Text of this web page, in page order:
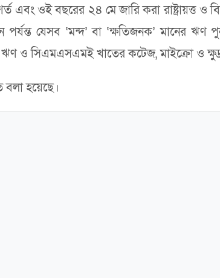
এবং ওই বছরের ২৪ মে জারি করা রাষ্ট্রায়ত্ত
যেসব ‘মন্দ’ বা ‘ক্ষতিজনক’ মানের ঋণ
ঋণ ও সিএমএসএমই খাতের কটেজ, মাইক্রো ও
বলা হয়েছে।